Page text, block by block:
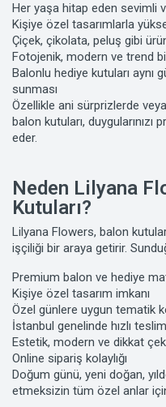
Her yaşa hitap eden sevimli
Kişiye özel tasarımlarla
Çiçek, çikolata, peluş gibi
Fotojenik, modern ve trend
Balonlu hediye kutuları aynı
sunması
Özellikle ani sürprizlerde
balon kutuları,
eder.
Neden Lilyana
Kutuları?
Lilyana Flowers, balon
işçiliği bir araya getirir.
Premium balon ve hediye
Kişiye özel tasarım imkanı
Özel günlere uygun tematik
İstanbul genelinde hızlı
Estetik, modern ve dikkat
Online sipariş kolaylığı
Doğum günü, yeni doğan,
etmeksizin tüm özel anlar